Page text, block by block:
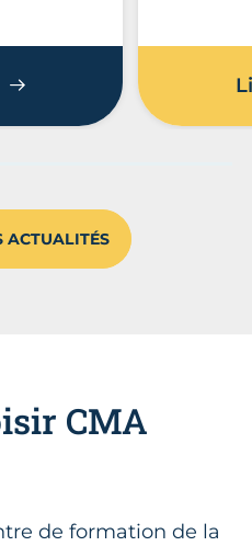
2026 : les CFA
ACTUALITÉS
CMA
de formation de la